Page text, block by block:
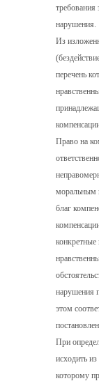
требования
нарушения.
Из
перечень
Право на
моральным
благ
конкретные
нарушения
этом
При
исходить
которому